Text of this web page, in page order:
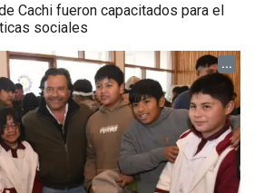
Cachi fueron capacitados para el
sociales
...